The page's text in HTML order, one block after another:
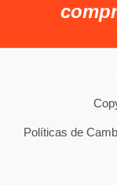
Políticas de